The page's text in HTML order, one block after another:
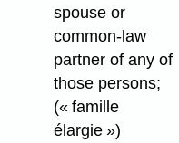
spouse or
common-law
partner of any of
those persons;
(« famille
élargie »)